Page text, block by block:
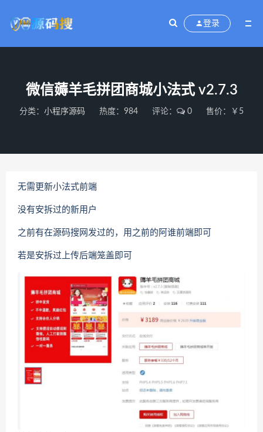
登录
微信薅羊毛拼团商城小法式 v2.7.3
分类： 小程序源码 热度：984 评论： 0 售价：￥5
无需更新小法式前端
没有安拆过的新用户
之前有在源码搜网发过的，用之前的阿谁前端即可
若是安拆过上传后端笼盖即可